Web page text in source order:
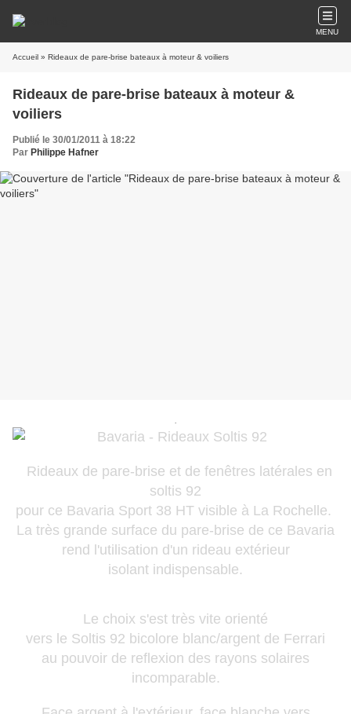
MENU
Accueil » Rideaux de pare-brise bateaux à moteur & voiliers
Rideaux de pare-brise bateaux à moteur &
voiliers
Publié le 30/01/2011 à 18:22
Par Philippe Hafner
.
Rideaux de pare-brise et de fenêtres latérales en
soltis 92
pour ce Bavaria Sport 38 HT visible à La Rochelle.
La très grande surface du pare-brise de ce Bavaria
rend l'utilisation d'un rideau extérieur
isolant indispensable.
Le choix s'est très vite orienté
vers le Soltis 92 bicolore blanc/argent de Ferrari
au pouvoir de reflexion des rayons solaires
incomparable.